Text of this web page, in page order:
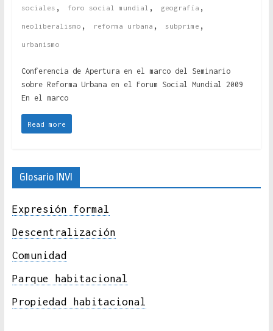
sociales , foro social mundial , geografía ,
neoliberalismo , reforma urbana , subprime ,
urbanismo
Conferencia de Apertura en el marco del Seminario
sobre Reforma Urbana en el Forum Social Mundial 2009
En el marco
Read more
Glosario INVI
Expresión formal
Descentralización
Comunidad
Parque habitacional
Propiedad habitacional